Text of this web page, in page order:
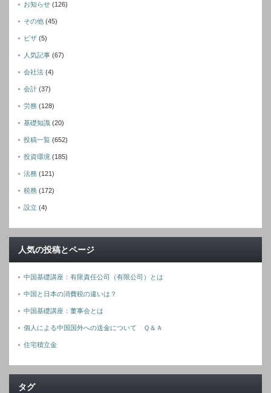
お知らせ (126)
その他 (45)
ビザ (5)
人気記事 (67)
会社法 (4)
会計 (37)
労務 (128)
基礎知識 (20)
投稿一覧 (652)
投資環境 (185)
法務 (121)
税務 (172)
設立 (4)
人気の投稿とページ
中国基礎講座：有限責任公司（有限公司）とは
中国と日本の消費税の違いは？
中国基礎講座：董事会とは
個人による中国国外への送金について Ｑ＆Ａ
住宅積立金
タグ